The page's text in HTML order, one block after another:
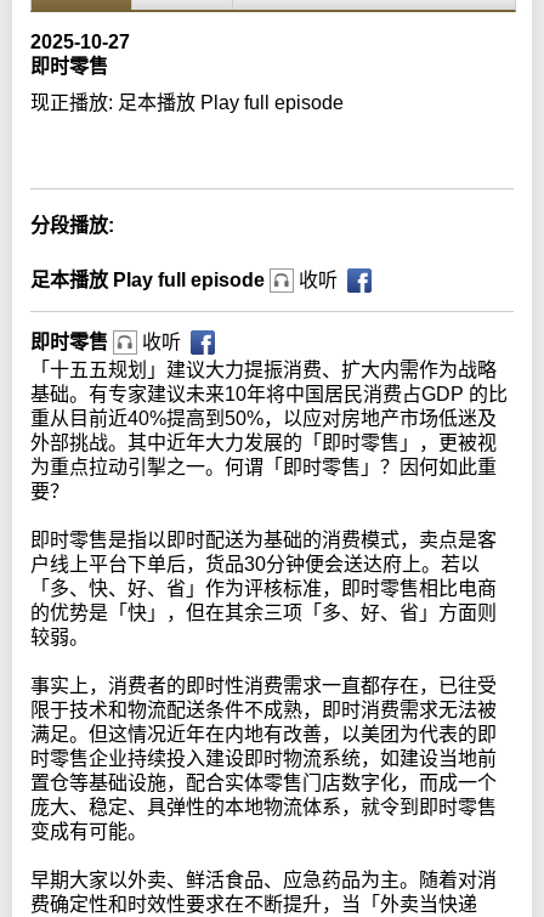
2025-10-27
即时零售
现正播放: 足本播放 Play full episode
分段播放:
足本播放 Play full episode 收听
即时零售
收听
「十五五规划」建议大力提振消费、扩大内需作为战略
基础。有专家建议未来10年将中国居民消费占GDP 的比
重从目前近40%提高到50%，以应对房地产市场低迷及
外部挑战。其中近年大力发展的「即时零售」，更被视
为重点拉动引掣之一。何谓「即时零售」？因何如此重
要？
即时零售是指以即时配送为基础的消费模式，卖点是客
户线上平台下单后，货品30分钟便会送达府上。若以
「多、快、好、省」作为评核标准，即时零售相比电商
的优势是「快」，但在其余三项「多、好、省」方面则
较弱。
事实上，消费者的即时性消费需求一直都存在，已往受
限于技术和物流配送条件不成熟，即时消费需求无法被
满足。但这情况近年在内地有改善，以美团为代表的即
时零售企业持续投入建设即时物流系统，如建设当地前
置仓等基础设施，配合实体零售门店数字化，而成一个
庞大、稳定、具弹性的本地物流体系，就令到即时零售
变成有可能。
早期大家以外卖、鲜活食品、应急药品为主。随着对消
费确定性和时效性要求在不断提升，当「外卖当快递